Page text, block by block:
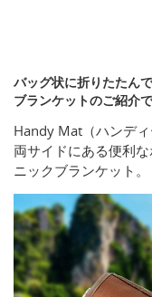
バッグ状に折りたたん
ブランケットのご紹介で
Handy Mat（ハンデ
両サイドにある便利
ニックブランケット。